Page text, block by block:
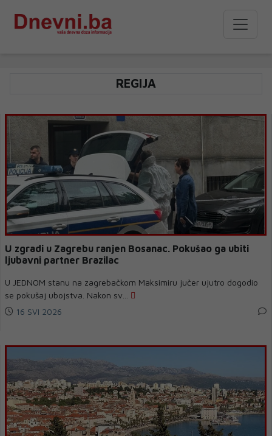
REGIJA
U zgradi u Zagrebu ranjen Bosanac. Pokušao ga ubiti
ljubavni partner Brazilac
U JEDNOM stanu na zagrebačkom Maksimiru jučer ujutro dogodio
se pokušaj ubojstva. Nakon sv...
16 SVI 2026